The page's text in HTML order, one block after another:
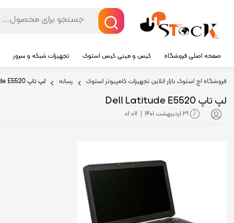
صفحه اصلی فروشگاه کیس و مینی کیس استوک تجهیزات شبکه و سرور
فروشگاه اچ استوک بازار انلاین تجهیزات کامپیوتر استوک رسانه لپ تاپ Dell Latitude E5520
لپ تاپ Dell Latitude E5520
31 اردیبهشت 1401 |
01:07